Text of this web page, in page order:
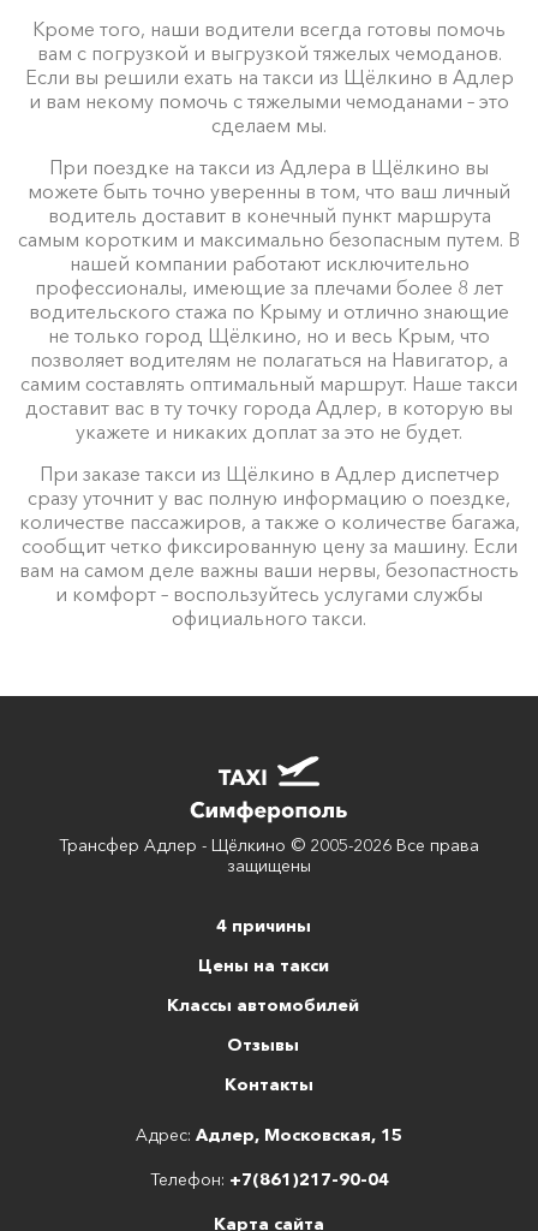
Кроме того, наши водители всегда готовы помочь
вам с погрузкой и выгрузкой тяжелых чемоданов.
Если вы решили ехать на такси из Щёлкино в Адлер
и вам некому помочь с тяжелыми чемоданами – это
сделаем мы.
При поездке на такси из Адлера в Щёлкино вы
можете быть точно уверенны в том, что ваш личный
водитель доставит в конечный пункт маршрута
самым коротким и максимально безопасным путем. В
нашей компании работают исключительно
профессионалы, имеющие за плечами более 8 лет
водительского стажа по Крыму и отлично знающие
не только город Щёлкино, но и весь Крым, что
позволяет водителям не полагаться на Навигатор, а
самим составлять оптимальный маршрут. Наше такси
доставит вас в ту точку города Адлер, в которую вы
укажете и никаких доплат за это не будет.
При заказе такси из Щёлкино в Адлер диспетчер
сразу уточнит у вас полную информацию о поездке,
количестве пассажиров, а также о количестве багажа,
сообщит четко фиксированную цену за машину. Если
вам на самом деле важны ваши нервы, безопастность
и комфорт – воспользуйтесь услугами службы
официального такси.
Трансфер Адлер - Щёлкино © 2005-2026 Все права
защищены
4 причины
Цены на такси
Классы автомобилей
Отзывы
Контакты
Адрес: Адлер, Московская, 15
Телефон: +7(861)217-90-04
Карта сайта